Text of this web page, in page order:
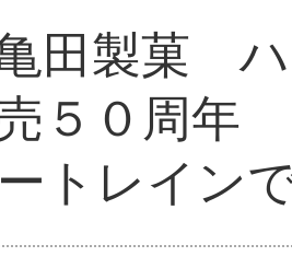
田製菓 ハ
５０周年
トレイン